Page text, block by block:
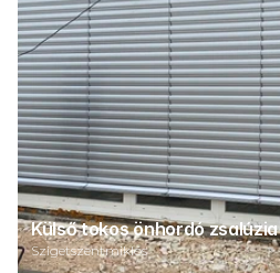
Külső tokos önhordó zsalúzia
Szigetszentmiklós